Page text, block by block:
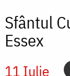
Sfântul
Essex
11 Iulie